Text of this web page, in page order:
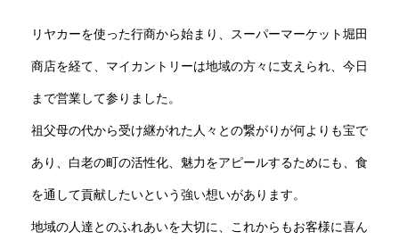
リヤカーを使った行商から始まり、スーパーマーケット堀田
商店を経て、マイカントリーは地域の方々に支えられ、今日
まで営業して参りました。
祖父母の代から受け継がれた人々との繋がりが何よりも宝で
あり、白老の町の活性化、魅力をアピールするためにも、食
を通して貢献したいという強い想いがあります。
地域の人達とのふれあいを大切に、これからもお客様に喜ん